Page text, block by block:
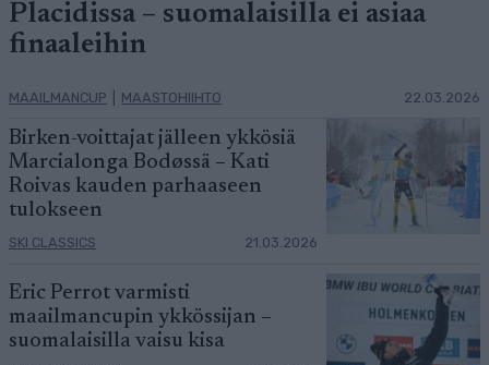
Placidissa – suomalaisilla ei asiaa
finaaleihin
MAAILMANCUP MAASTOHIIHTO 22.03.2026
Birken-voittajat jälleen ykkösiä
Marcialonga Bodøssä – Kati
Roivas kauden parhaaseen
tulokseen
SKI CLASSICS 21.03.2026
Eric Perrot varmisti
maailmancupin ykkössijan –
suomalaisilla vaisu kisa